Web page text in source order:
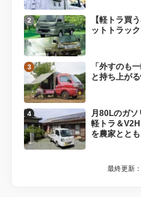
【軽トラ買
ットトラッ
「外すのも
と持ち上が
月80Lのガソ
軽トラ＆
を農家とと
最終更新